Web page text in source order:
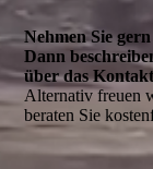
Nehmen Sie
Dann
über das
Alternativ freuen
beraten Sie